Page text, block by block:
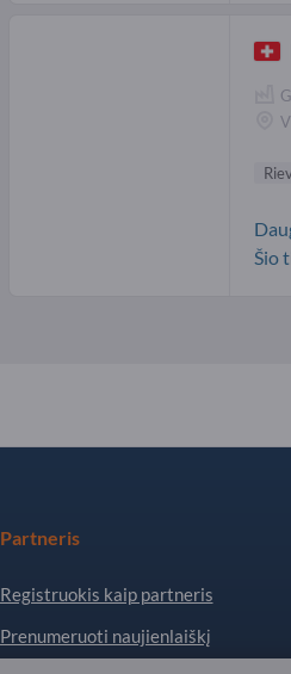
Šio
Partneris
Registruokis kaip partneris
Prenumeruoti naujienlaiškį